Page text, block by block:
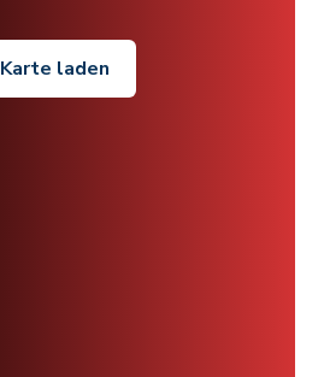
Karte laden